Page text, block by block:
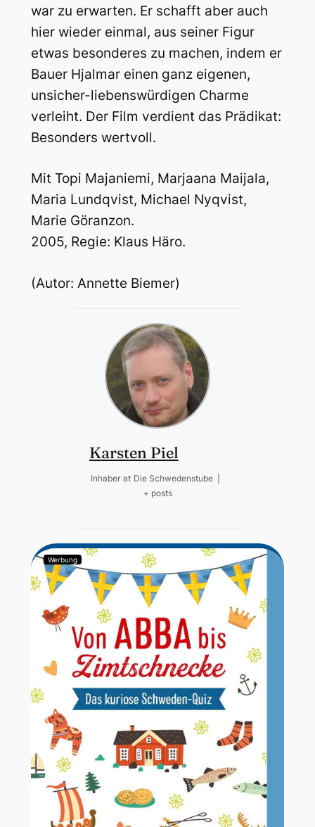
war zu erwarten. Er schafft aber auch
hier wieder einmal, aus seiner Figur
etwas besonderes zu machen, indem er
Bauer Hjalmar einen ganz eigenen,
unsicher-liebenswürdigen Charme
verleiht. Der Film verdient das Prädikat:
Besonders wertvoll.
Mit Topi Majaniemi, Marjaana Maijala,
Maria Lundqvist, Michael Nyqvist,
Marie Göranzon.
2005, Regie: Klaus Häro.
(Autor: Annette Biemer)
Karsten Piel
Inhaber at Die Schwedenstube
+ posts
Werbung